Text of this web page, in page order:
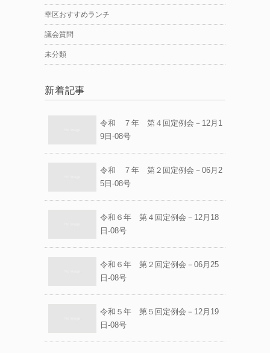
幸区おすすめランチ
議会質問
未分類
新着記事
令和 ７年 第４回定例会－12月1
9日-08号
令和 ７年 第２回定例会－06月2
5日-08号
令和６年 第４回定例会－12月18
日-08号
令和６年 第２回定例会－06月25
日-08号
令和５年 第５回定例会－12月19
日-08号